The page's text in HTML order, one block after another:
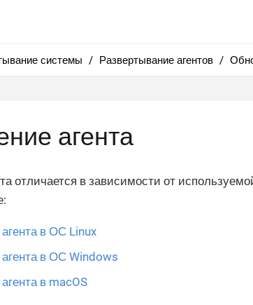
системы Развертывание агентов
агента
отличается в зависимости от
в ОС Linux
в ОС Windows
в macOS